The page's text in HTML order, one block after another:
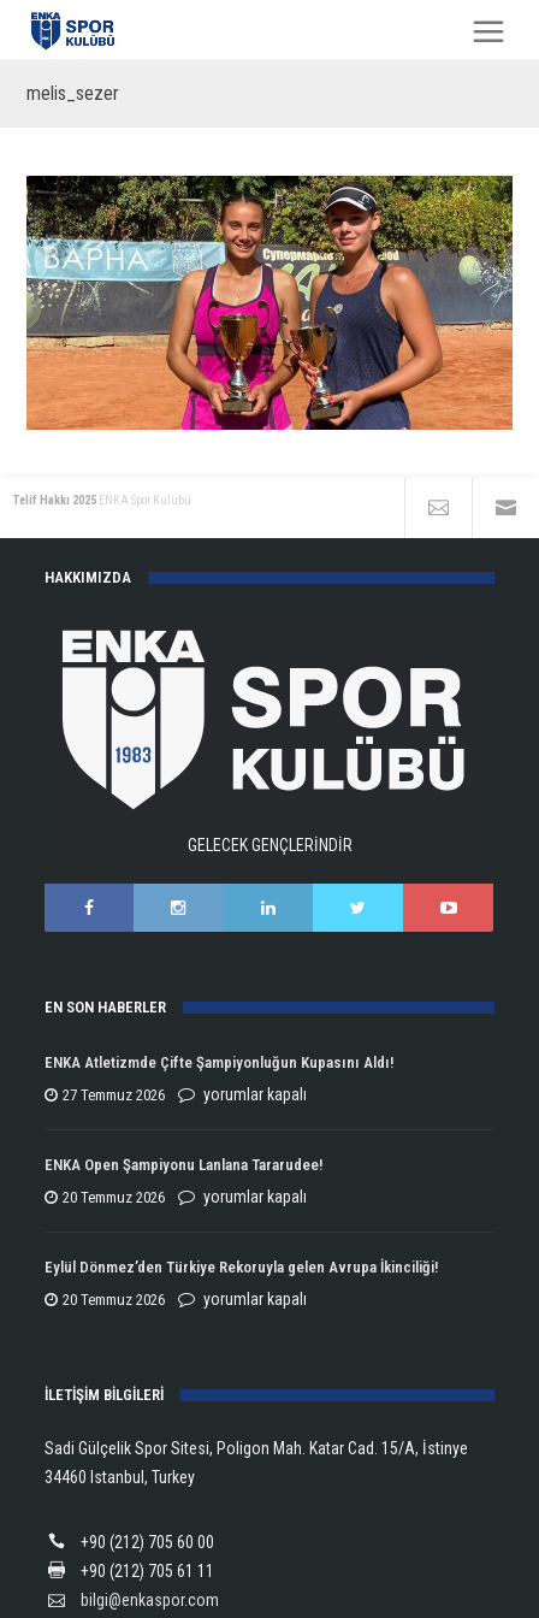
melis_sezer
Telif Hakkı 2025 ENKA Spor Kulübü
HAKKIMIZDA
GELECEK GENÇLERİNDİR
EN SON HABERLER
ENKA Atletizmde Çifte Şampiyonluğun Kupasını Aldı!
27 Temmuz 2026
ENKA
Çifte
Şampiyonluğun
yorumlar kapalı
ENKA Open Şampiyonu Lanlana Tararudee!
20 Temmuz 2026
ENKA
Şampiyonu
Lanlana
yorumlar kapalı
Eylül Dönmez’den Türkiye Rekoruyla gelen Avrupa İkinciliği!
20 Temmuz 2026
Eylül
Rekoruyla
Avrupa
yorumlar kapalı
İLETİŞİM BİLGİLERİ
Sadi Gülçelik Spor Sitesi, Poligon Mah. Katar Cad. 15/A, İstinye
34460 Istanbul, Turkey
+90 (212) 705 60 00
+90 (212) 705 61 11
bilgi@enkaspor.com